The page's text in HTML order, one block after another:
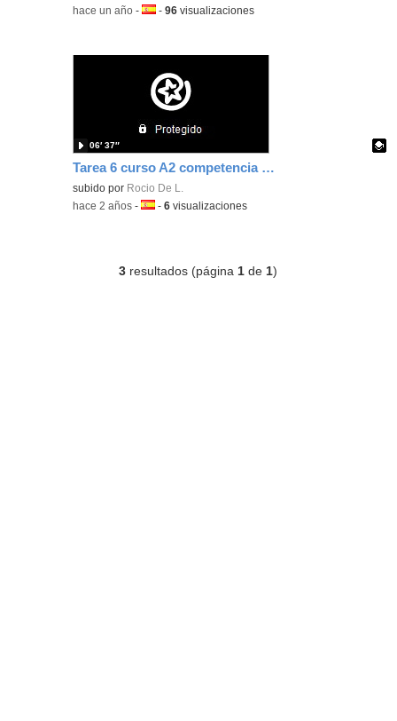
-hace un año -Idioma:
-96 visualizaciones
Tarea 6 curso A2 competencia digital
Contenido educativo.
subido por Rocio De L.
06′ 37″
-hace 2 años -Idioma:
-6 visualizaciones
3 resultados (página 1 de 1)